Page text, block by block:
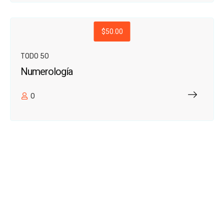
$50.00
TODO 50
Numerología
0